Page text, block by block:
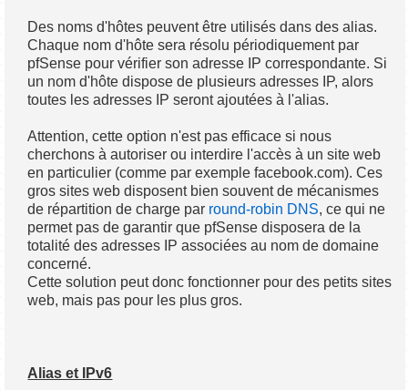
Des noms d'hôtes peuvent être utilisés dans des alias.
Chaque nom d'hôte sera résolu périodiquement par
pfSense pour vérifier son adresse IP correspondante. Si
un nom d'hôte dispose de plusieurs adresses IP, alors
toutes les adresses IP seront ajoutées à l'alias.
Attention, cette option n'est pas efficace si nous
cherchons à autoriser ou interdire l'accès à un site web
en particulier (comme par exemple facebook.com). Ces
gros sites web disposent bien souvent de mécanismes
de répartition de charge par round-robin DNS, ce qui ne
permet pas de garantir que pfSense disposera de la
totalité des adresses IP associées au nom de domaine
concerné.
Cette solution peut donc fonctionner pour des petits sites
web, mais pas pour les plus gros.
Alias et IPv6